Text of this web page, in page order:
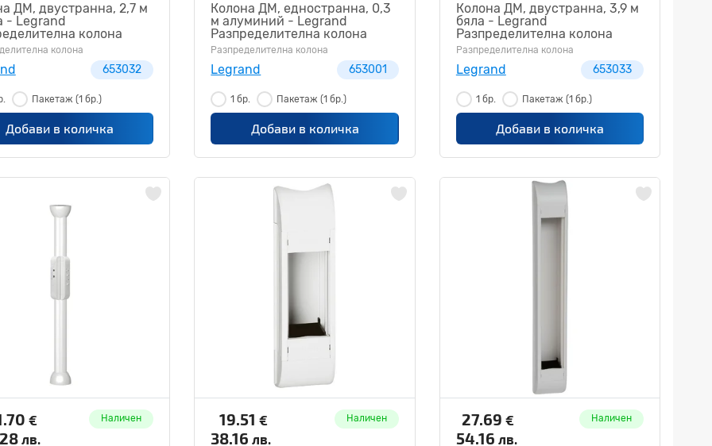
ДМ, двустранна, 2,7 м
- Legrand
колона
колона
653032
Пакетаж (1 бр.)
Добави в количка
Колона ДМ, едностранна, 0,3
м алуминий - Legrand
Разпределителна колона
653001
Разпределителна колона
Legrand 653001
1 бр. Пакетаж(1 бр.)
Добави в количка
Колона ДМ, двустранна, 3,9 м
бяла - Legrand
Разпределителна колона
653033
Разпределителна колона
Legrand 653033
1 бр. Пакетаж (1 бр.)
Добави в количка
€
лв.
Наличен 19.51€
38.16 лв.
Наличен 27.69 €
54.16 лв.
Наличен